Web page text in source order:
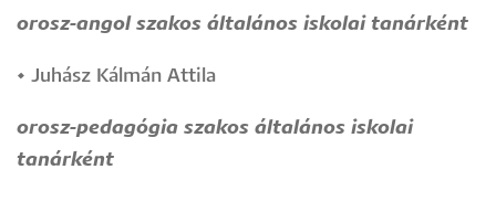
orosz-angol szakos általános iskolai tanárként
• Juhász Kálmán Attila
orosz-pedagógia szakos általános iskolai
tanárként